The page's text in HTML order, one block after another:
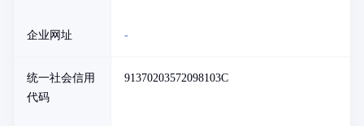
企业网址 -
统一社会信用
代码
91370203572098103C